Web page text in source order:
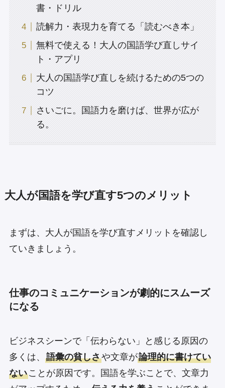
書・ドリル
読解力・表現力を育てる「読むべき本」
無料で使える！大人の国語学び直しサイ
ト・アプリ
大人の国語学び直しを続けるための5つの
コツ
さいごに。国語力を磨けば、世界が広が
る。
大人が国語を学び直す5つのメリット
まずは、大人が国語を学び直すメリットを確認し
ていきましょう。
仕事のコミュニケーションが劇的にスムーズ
になる
ビジネスシーンで「伝わらない」と感じる原因の
多くは、 語彙の貧しさや文章が論理的に書けてい
ないことが原因です。国語を学ぶことで、文章力